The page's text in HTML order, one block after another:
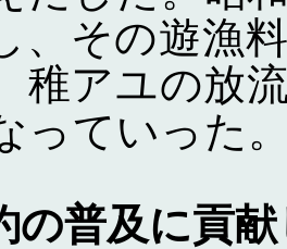
、その遊漁
稚アユの放
っていった
の普及に貢